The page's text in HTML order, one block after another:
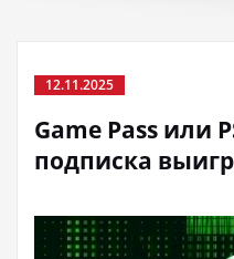
12.11.2025
Game Pass или
подписка